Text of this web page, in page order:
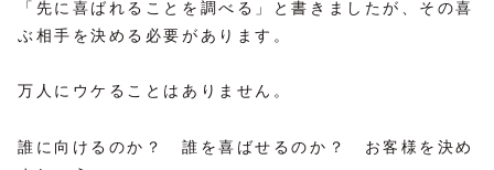
「先に喜ばれることを調べる」と書きましたが、その喜
ぶ相手を決める必要があります。
万人にウケることはありません。
誰に向けるのか？ 誰を喜ばせるのか？ お客様を決め